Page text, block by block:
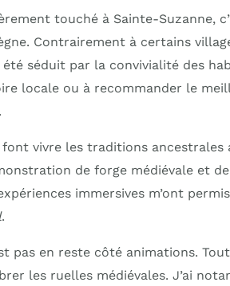
touché à Sainte-Suzanne,
Contrairement à certains
été séduit par la convivialité des
locale ou à recommander le
vivre les traditions ancestrales
de forge médiévale et
immersives m’ont
.
pas en reste côté animations.
les ruelles médiévales. J’ai